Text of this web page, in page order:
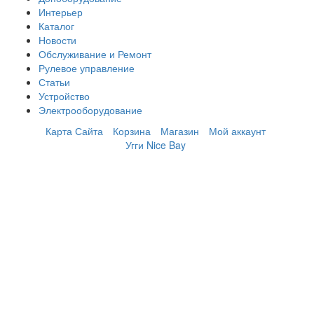
Интерьер
Каталог
Новости
Обслуживание и Ремонт
Рулевое управление
Статьи
Устройство
Электрооборудование
Карта Сайта
Корзина Магазин
Мой аккаунт
Угги Nice Bay